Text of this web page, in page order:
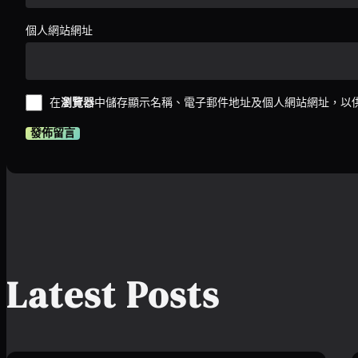
個人網站網址
在瀏覽器中儲存顯示名稱、電子郵件地址及個人網站網址，以
Latest Posts